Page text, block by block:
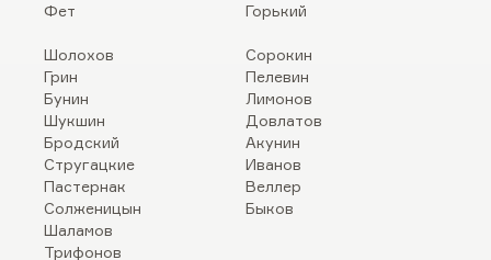
Фет
Горький
Шолохов
Грин
Бунин
Шукшин
Бродский
Стругацкие
Пастернак
Солженицын
Шаламов
Трифонов
Сорокин
Пелевин
Лимонов
Довлатов
Акунин
Иванов
Веллер
Быков